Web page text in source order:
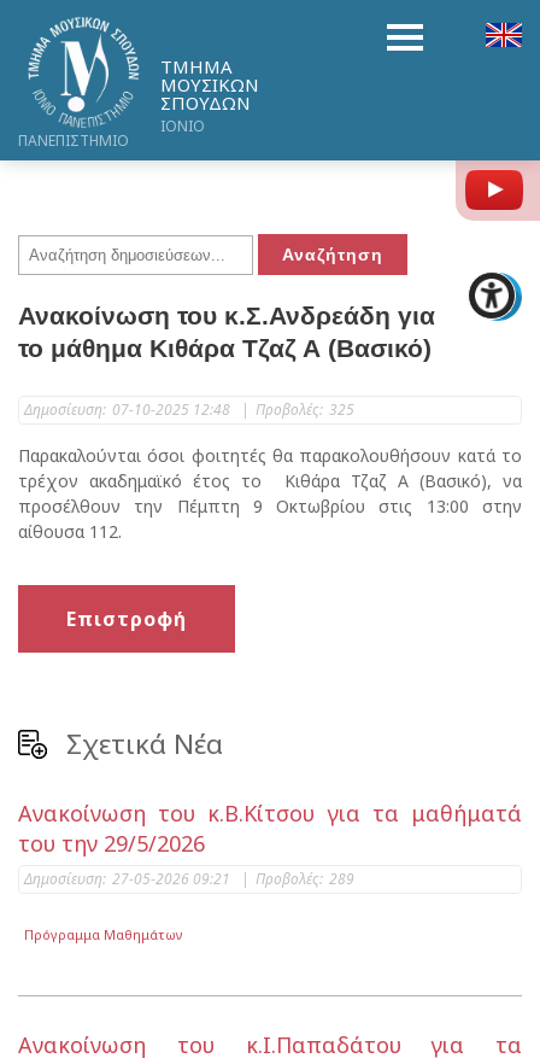
ΤΜΗΜΑ
ΜΟΥΣΙΚΩΝ
ΣΠΟΥΔΩΝ
ΙΟΝΙΟ
ΠΑΝΕΠΙΣΤΗΜΙΟ
Ανακοίνωση του κ.Σ.Ανδρεάδη για
το μάθημα Κιθάρα Τζαζ Α (Βασικό)
Δημοσίευση: 07-10-2025 12:48 | Προβολές: 325
Παρακαλούνται όσοι φοιτητές θα παρακολουθήσουν κατά το
τρέχον ακαδημαϊκό έτος το Κιθάρα Τζαζ Α (Βασικό), να
προσέλθουν την Πέμπτη 9 Οκτωβρίου στις 13:00 στην
αίθουσα 112.
Επιστροφή
Σχετικά Νέα
Ανακοίνωση του κ.Β.Κίτσου για τα μαθήματά
του την 29/5/2026
Δημοσίευση: 27-05-2026 09:21 | Προβολές: 289
Πρόγραμμα Μαθημάτων
Ανακοίνωση του κ.Ι.Παπαδάτου για τα